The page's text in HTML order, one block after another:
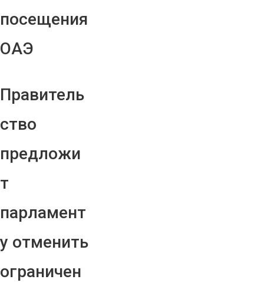
посещения
ОАЭ
Правитель
ство
предложи
т
парламент
у отменить
ограничен